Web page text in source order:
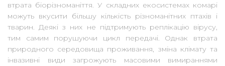
втрата біорізноманіття. У складних екосистемах комарі
можуть вкусити більшу кількість різноманітних птахів і
тварин. Деякі з них не підтримують реплікацію вірусу,
тим самим порушуючи цикл передачі. Однак втрата
природного середовища проживання, зміна клімату та
інвазивні види загрожують масовими вимираннями